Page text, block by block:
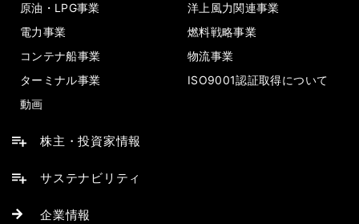
原油・LPG事業
洋上風力関連事業
電力事業
燃料戦略事業
コンテナ船事業
物流事業
ターミナル事業
ISO9001認証取得について
動画
株主・投資家情報
サステナビリティ
企業情報